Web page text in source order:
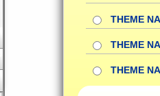
THEME
THEME
THEME